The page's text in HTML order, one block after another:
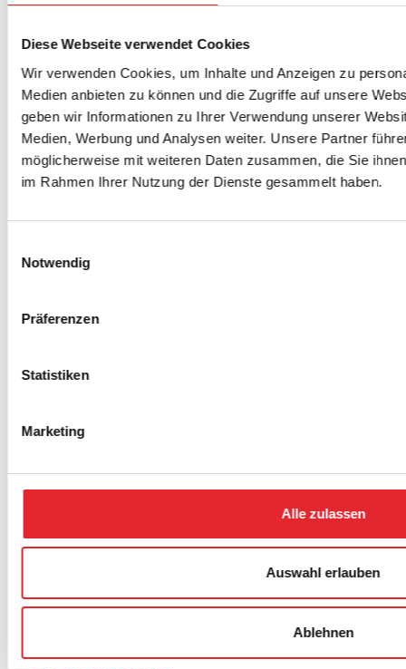
Diese Webseite verwendet Cookies
Wir verwenden Cookies, um Inhalte und Anzeigen zu
Medien anbieten zu können und die Zugriffe auf unsere
geben wir Informationen zu Ihrer Verwendung unserer
Medien, Werbung und Analysen weiter. Unsere Partner
möglicherweise mit weiteren Daten zusammen, die Sie
im Rahmen Ihrer Nutzung der Dienste gesammelt haben.
Notwendig
Präferenzen
Statistiken
Marketing
Alle zulassen
Auswahl erlauben
Ablehnen
Unsere Lösungen
Menschenorientierte, intelligente, zukunftssichere
Lösungen und Dienstleistungen für Pflege- und
Erfahren Sie mehr über unseren innovativen Ansatz in